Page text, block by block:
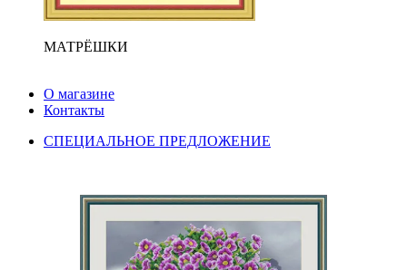
МАТРЁШКИ
О магазине
Контакты
СПЕЦИАЛЬНОЕ ПРЕДЛОЖЕНИЕ